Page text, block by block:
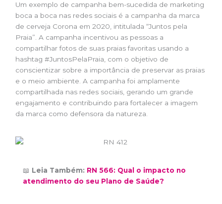
Um exemplo de campanha bem-sucedida de marketing
boca a boca nas redes sociais é a campanha da marca
de cerveja Corona em 2020, intitulada “Juntos pela
Praia”. A campanha incentivou as pessoas a
compartilhar fotos de suas praias favoritas usando a
hashtag #JuntosPelaPraia, com o objetivo de
conscientizar sobre a importância de preservar as praias
e o meio ambiente. A campanha foi amplamente
compartilhada nas redes sociais, gerando um grande
engajamento e contribuindo para fortalecer a imagem
da marca como defensora da natureza.
📖 Leia Também: RN 566: Qual o impacto no
atendimento do seu Plano de Saúde?